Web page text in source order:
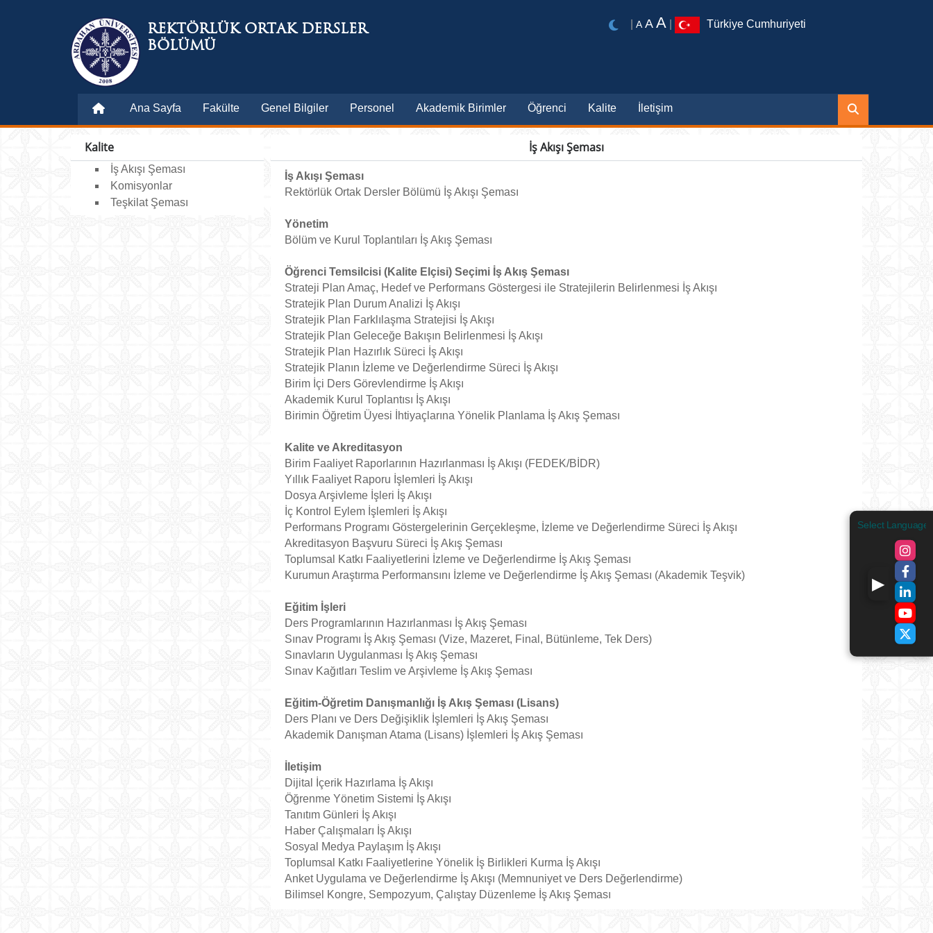
REKTÖRLÜK ORTAK DERSLER
BÖLÜMÜ
A A A Türkiye Cumhuriyeti
Ana Sayfa Fakülte Genel Bilgiler Personel Akademik Birimler Öğrenci Kalite İletişim
Kalite
İş Akışı Şeması
Komisyonlar
Teşkilat Şeması
İş Akışı Şeması
İş Akışı Şeması
Rektörlük Ortak Dersler Bölümü İş Akışı Şeması
Yönetim
Bölüm ve Kurul Toplantıları İş Akış Şeması
Öğrenci Temsilcisi (Kalite Elçisi) Seçimi İş Akış Şeması
Strateji Plan Amaç, Hedef ve Performans Göstergesi ile Stratejilerin Belirlenmesi İş Akışı
Stratejik Plan Durum Analizi İş Akışı
Stratejik Plan Farklılaşma Stratejisi İş Akışı
Stratejik Plan Geleceğe Bakışın Belirlenmesi İş Akışı
Stratejik Plan Hazırlık Süreci İş Akışı
Stratejik Planın İzleme ve Değerlendirme Süreci İş Akışı
Birim İçi Ders Görevlendirme İş Akışı
Akademik Kurul Toplantısı İş Akışı
Birimin Öğretim Üyesi İhtiyaçlarına Yönelik Planlama İş Akış Şeması
Kalite ve Akreditasyon
Birim Faaliyet Raporlarının Hazırlanması İş Akışı (FEDEK/BİDR)
Yıllık Faaliyet Raporu İşlemleri İş Akışı
Dosya Arşivleme İşleri İş Akışı
İç Kontrol Eylem İşlemleri İş Akışı
Performans Programı Göstergelerinin Gerçekleşme, İzleme ve Değerlendirme Süreci İş Akışı
Akreditasyon Başvuru Süreci İş Akış Şeması
Toplumsal Katkı Faaliyetlerini İzleme ve Değerlendirme İş Akış Şeması
Kurumun Araştırma Performansını İzleme ve Değerlendirme İş Akış Şeması (Akademik Teşvik)
Eğitim İşleri
Ders Programlarının Hazırlanması İş Akış Şeması
Sınav Programı İş Akış Şeması (Vize, Mazeret, Final, Bütünleme, Tek Ders)
Sınavların Uygulanması İş Akış Şeması
Sınav Kağıtları Teslim ve Arşivleme İş Akış Şeması
Eğitim-Öğretim Danışmanlığı İş Akış Şeması (Lisans)
Ders Planı ve Ders Değişiklik İşlemleri İş Akış Şeması
Akademik Danışman Atama (Lisans) İşlemleri İş Akış Şeması
İletişim
Dijital İçerik Hazırlama İş Akışı
Öğrenme Yönetim Sistemi İş Akışı
Tanıtım Günleri İş Akışı
Haber Çalışmaları İş Akışı
Sosyal Medya Paylaşım İş Akışı
Toplumsal Katkı Faaliyetlerine Yönelik İş Birlikleri Kurma İş Akışı
Anket Uygulama ve Değerlendirme İş Akışı (Memnuniyet ve Ders Değerlendirme)
Bilimsel Kongre, Sempozyum, Çalıştay Düzenleme İş Akış Şeması
Select Language